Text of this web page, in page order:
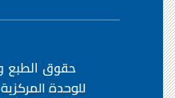
حقوق الطبع
للوحدة المركزية